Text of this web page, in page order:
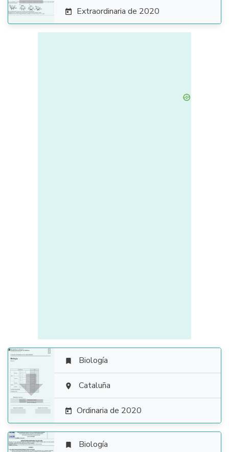
 Extraordinaria de 2020

 Biología
 Cataluña
 Ordinaria de 2020
 Biología